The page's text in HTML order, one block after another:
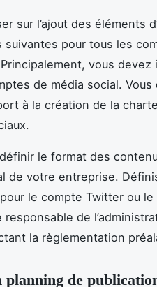
sur l’ajout des éléments
pour tous les
vous
de média social.
à la création de la
le format des
de votre entreprise.
le compte Twitter ou
responsable de
la règlementation
de